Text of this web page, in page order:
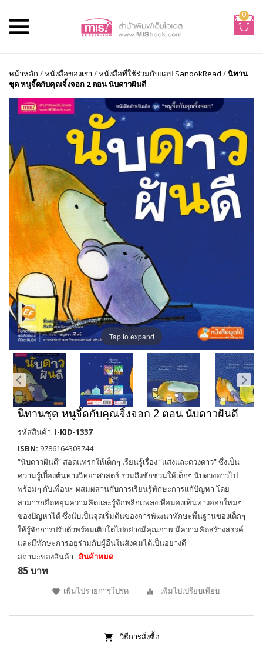
0
หน้าหลัก /หนังสือของเรา /หนังสือที่ใช้ร่วมกับแอป SanookRead /นิทาน
ชุด หนูจี๊ดกับคุณจิ้งจอก 2 ตอน นับดาวฝันดี
Tap to expand
นิทานชุด หนูจี๊ดกับคุณจิ้งจอก 2 ตอน นับดาวฝันดี
รหัสสินค้า: I-KID-1337
ISBN: 9786164303744
“นับดาวฝันดี” สอดแทรกให้เด็กๆ เรียนรู้เรื่อง “แสงและดวงดาว” ซึ่งเป็น
ความรู้เบื้องต้นทางวิทยาศาสตร์ รวมถึงชักชวนให้เด็กๆ นับดวงดาวไป
พร้อมๆ กับเพื่อนๆ ผสมผสานกับการเรียนรู้ทักษะการแก้ปัญหา โดย
สามารถยืดหยุ่นความคิดและรู้จักพลิกแพลงเพื่อมองเห็นทางออกใหม่ๆ
ของปัญหาได้ ซึ่งนับเป็นจุดเริ่มต้นของการพัฒนาทักษะพื้นฐานของเด็กๆ
ให้รู้จักการปรับตัวพร้อมเติบโตไปอย่างมีคุณภาพ มีความคิดสร้างสรรค์
และมีทักษะการอยู่ร่วมกับผู้อื่นในสังคมได้เป็นอย่างดี
สถานะของสินค้า : สินค้าหมด
85 บาท
เพิ่มไปรายการโปรด เพิ่มไปเปรียบเทียบ
วิธีการสั่งซื้อ